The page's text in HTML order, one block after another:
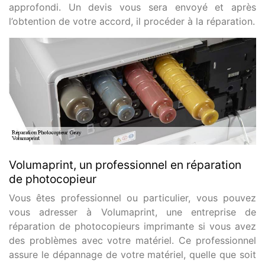
approfondi. Un devis vous sera envoyé et après
l’obtention de votre accord, il procéder à la réparation.
Volumaprint, un professionnel en réparation
de photocopieur
Vous êtes professionnel ou particulier, vous pouvez
vous adresser à Volumaprint, une entreprise de
réparation de photocopieurs imprimante si vous avez
des problèmes avec votre matériel. Ce professionnel
assure le dépannage de votre matériel, quelle que soit